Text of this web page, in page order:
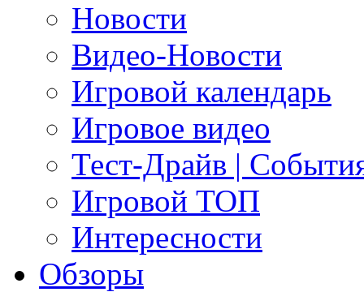
Новости
Видео-Новости
Игровой календарь
Игровое видео
Тест-Драйв |
Игровой ТОП
Интересности
Обзоры